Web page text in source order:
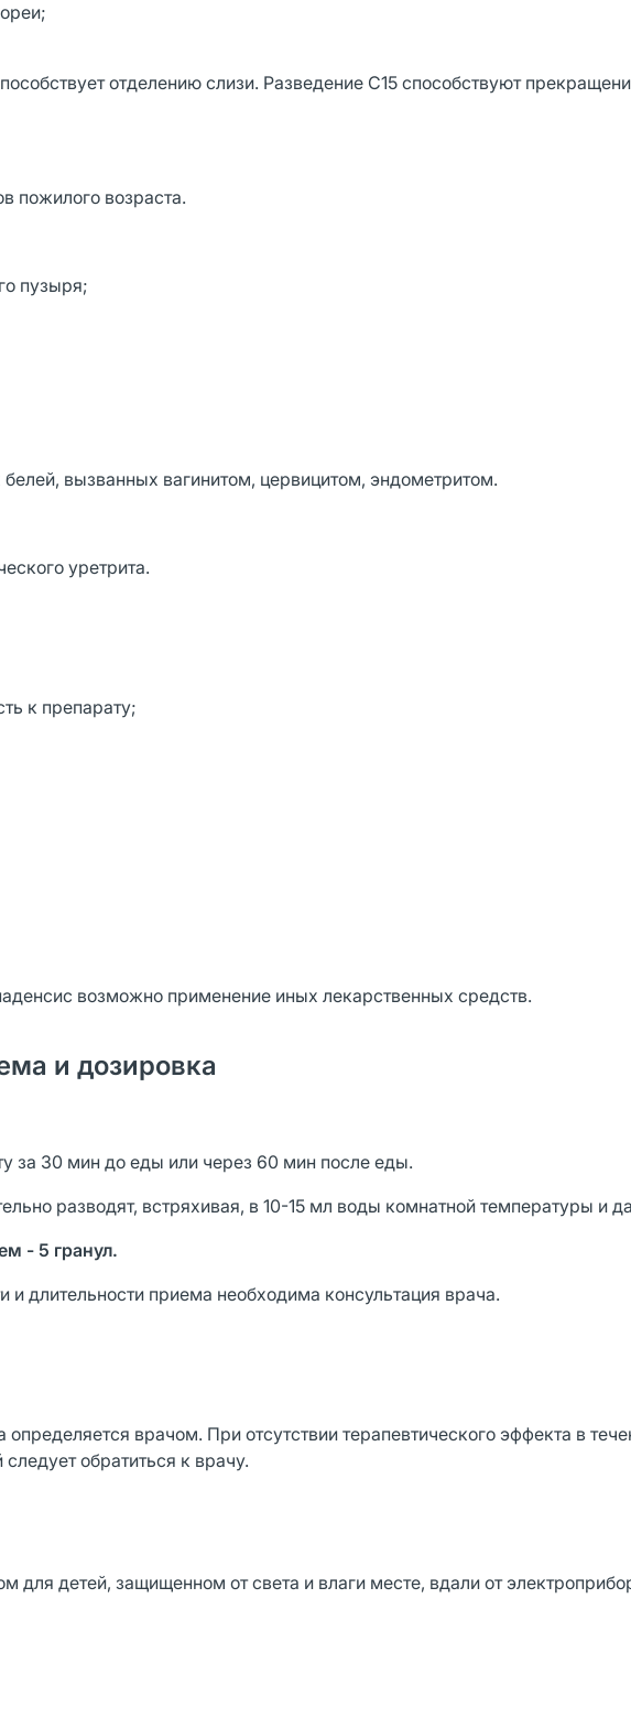
отделению слизи. Разведение С15 способствуют
пожилого возраста.
пузыря;
вызванных вагинитом, цервицитом, эндометритом.
уретрита.
к препарату;
возможно применение иных лекарственных средств.
и дозировка
за 30 мин до еды или через 60 мин после еды.
разводят, встряхивая, в 10-15 мл воды комнатной температуры и
- 5 гранул.
и длительности приема необходима консультация врача.
врачом. При отсутствии терапевтического эффекта в
обратиться к врачу.
для детей, защищенном от света и влаги месте, вдали от